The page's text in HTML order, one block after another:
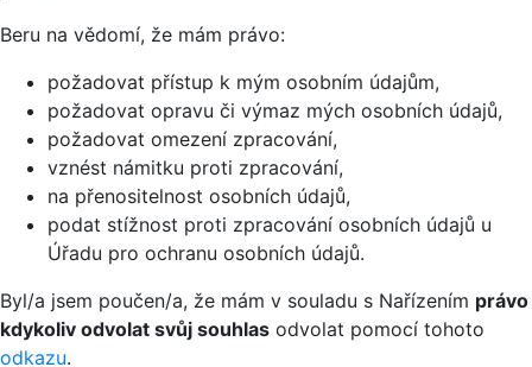
Beru na vědomí, že mám právo:
požadovat přístup k mým osobním údajům,
požadovat opravu či výmaz mých osobních údajů,
požadovat omezení zpracování,
vznést námitku proti zpracování,
na přenositelnost osobních údajů,
podat stížnost proti zpracování osobních údajů u
Úřadu pro ochranu osobních údajů.
Byl/a jsem poučen/a, že mám v souladu s Nařízením právo
kdykoliv odvolat svůj souhlas odvolat pomocí tohoto
odkazu.